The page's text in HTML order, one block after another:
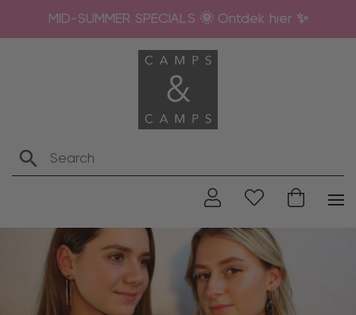
MID-SUMMER SPECIALS 🌞 Ontdek hier ✨